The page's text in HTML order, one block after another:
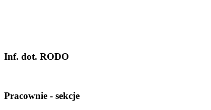
Inf. dot. RODO
Pracownie - sekcje